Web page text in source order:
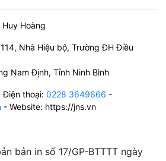
Hoàng
Nhà Hiệu bộ, Trường ĐH Điều
Nam Định, Tỉnh Ninh Bình
Điện thoại: 0228 3649666 -
- Website: https://jns.vn
bản in số 17/GP-BTTTT ngày